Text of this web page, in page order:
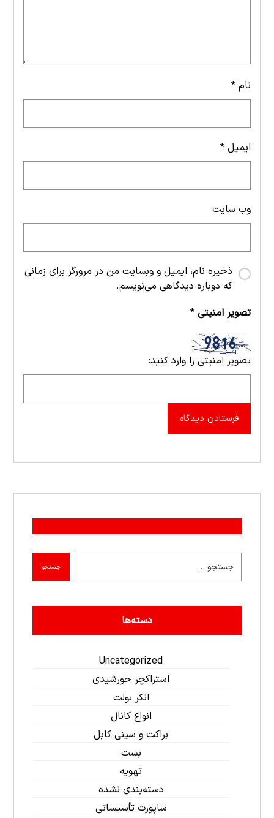
نام*
ایمیل*
وب‌ سایت
ذخیره نام، ایمیل و وبسایت من در مرورگر برای زمانی
که دوباره دیدگاهی می‌نویسم.
تصویر امنیتی*
تصویر امنیتی را وارد کنید:
فرستادن دیدگاه
جستجو
دسته‌ها
Uncategorized
استراکچر خورشیدی
انکر بولت
انواع کانال
براکت و سینی کابل
بست
تهویه
دسته‌بندی نشده
ساپورت تأسیساتی